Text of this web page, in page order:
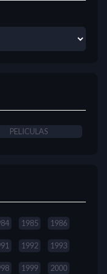
PELICULAS
1985 1986
1992 1993
1999 2000